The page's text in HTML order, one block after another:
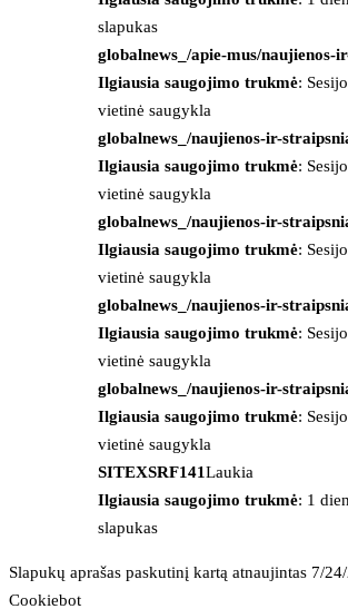
slapukas
globalnews_/apie-mus/naujienos-
Ilgiausia saugojimo trukmė:
vietinė saugykla
globalnews_/naujienos-ir-
Ilgiausia saugojimo trukmė:
vietinė saugykla
globalnews_/naujienos-ir-
Ilgiausia saugojimo trukmė:
vietinė saugykla
globalnews_/naujienos-ir-
Ilgiausia saugojimo trukmė:
vietinė saugykla
globalnews_/naujienos-ir-
Ilgiausia saugojimo trukmė:
vietinė saugykla
SITEXSRF141Laukia
Ilgiausia saugojimo trukmė: 1
slapukas
Slapukų aprašas paskutinį kartą atnaujintas 7/
Cookiebot